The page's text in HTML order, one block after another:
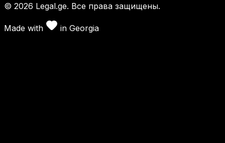
© 2026 Legal.ge. Все права защищены.
Made with in Georgia